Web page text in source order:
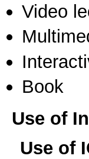
Video
Book
Use of
Use of